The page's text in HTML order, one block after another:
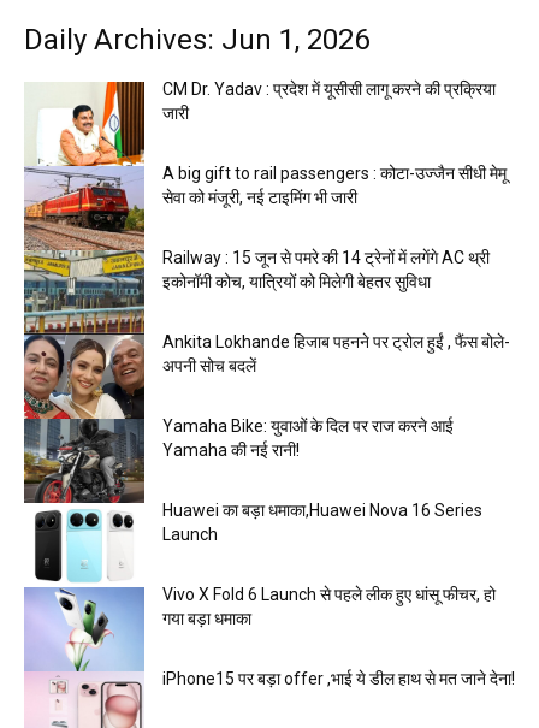
Daily Archives: Jun 1, 2026
CM Dr. Yadav : प्रदेश में यूसीसी लागू करने की प्रक्रिया
जारी
A big gift to rail passengers : कोटा-उज्जैन सीधी मेमू
सेवा को मंजूरी, नई टाइमिंग भी जारी
Railway : 15 जून से पमरे की 14 ट्रेनों में लगेंगे AC थ्री
इकोनॉमी कोच, यात्रियों को मिलेगी बेहतर सुविधा
Ankita Lokhande हिजाब पहनने पर ट्रोल हुईं , फैंस बोले-
अपनी सोच बदलें
Yamaha Bike: युवाओं के दिल पर राज करने आई
Yamaha की नई रानी!
Huawei का बड़ा धमाका,Huawei Nova 16 Series
Launch
Vivo X Fold 6 Launch से पहले लीक हुए धांसू फीचर, हो
गया बड़ा धमाका
iPhone15 पर बड़ा offer ,भाई ये डील हाथ से मत जाने देना!